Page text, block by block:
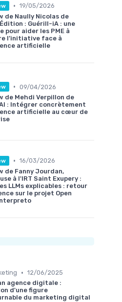
• 19/05/2026
de Naully Nicolas de
Édition : Guérill-iA : une
pour aider les PME à
l’initiative face à
artificielle
• 09/04/2026
de Mehdi Verpillon de
: Intégrer concrètement
artificielle au cœur de
• 16/03/2026
de Fanny Jourdan,
à l'IRT Saint Exupery :
LLMs explicables : retour
sur le projet Open
• 12/06/2025
agence digitale :
d'une figure
du marketing digital